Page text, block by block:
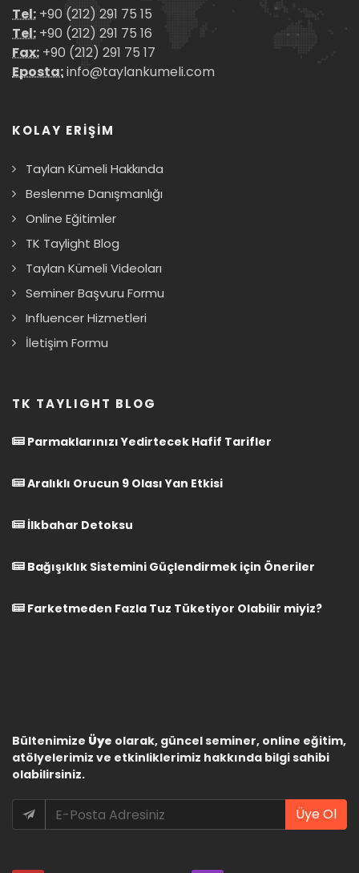
Tel: +90 (212) 291 75 15
Tel: +90 (212) 291 75 16
Fax: +90 (212) 291 75 17
Eposta:info@taylankumeli.com
KOLAY ERİŞİM
Taylan Kümeli Hakkında
Beslenme Danışmanlığı
Online Eğitimler
TK Taylight Blog
Taylan Kümeli Videoları
Seminer Başvuru Formu
Influencer Hizmetleri
İletişim Formu
TK TAYLIGHT BLOG
Parmaklarınızı Yedirtecek Hafif Tarifler
Aralıklı Orucun 9 Olası Yan Etkisi
İlkbahar Detoksu
Bağışıklık Sistemini Güçlendirmek için Öneriler
Farketmeden Fazla Tuz Tüketiyor Olabilir miyiz?
Bültenimize Üye olarak, güncel seminer, online eğitim,
atölyelerimiz ve etkinliklerimiz hakkında bilgi sahibi
olabilirsiniz.
Üye Ol